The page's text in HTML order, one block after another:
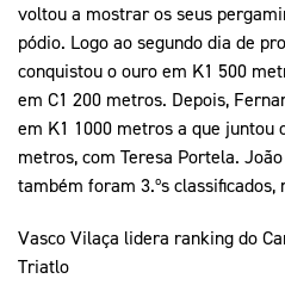
voltou a mostrar os seus
pódio. Logo ao segundo dia de
conquistou o ouro em K1 500
em C1 200 metros. Depois,
em K1 1000 metros a que juntou
metros, com Teresa Portela.
também foram 3.ºs
Vasco Vilaça lidera ranking do
Triatlo